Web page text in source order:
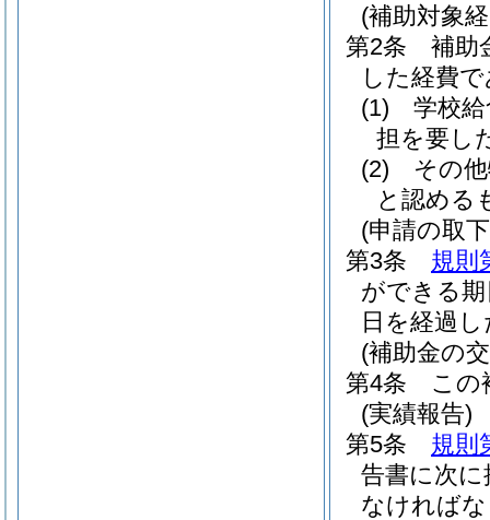
(補助対象
第2条
補助
した経費
(1)
学校
担を要し
(2)
その
と認める
(申請の取
第3条
規則
ができる
日を経過
(補助金の
第4条
この
(実績報告)
第5条
規則
告書に次
なければ